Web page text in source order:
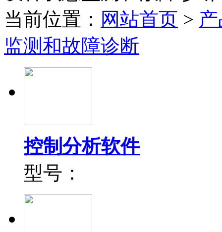
当前位置： 网站首页 >
监测和故障诊断
控制分析软件
型号：